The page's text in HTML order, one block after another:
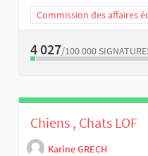
Commission des affaires
4 027/100 000
Chiens , Chats LOF
Karine GRECH